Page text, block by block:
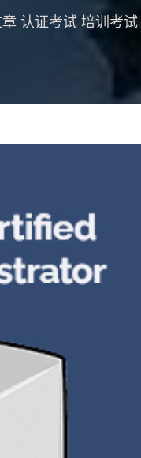
认证考试 培训考